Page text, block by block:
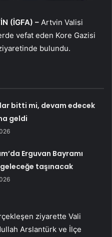
(İGFA) – Artvin Valisi
vefat eden Kore Gazisi
bulundu.
bitti mi, devam edecek
geldi
Erguvan Bayramı
taşınacak
ziyarette Vali
Arslantürk ve İlçe